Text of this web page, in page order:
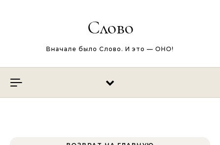
Слово
Вначале было Слово. И это — ОНО!